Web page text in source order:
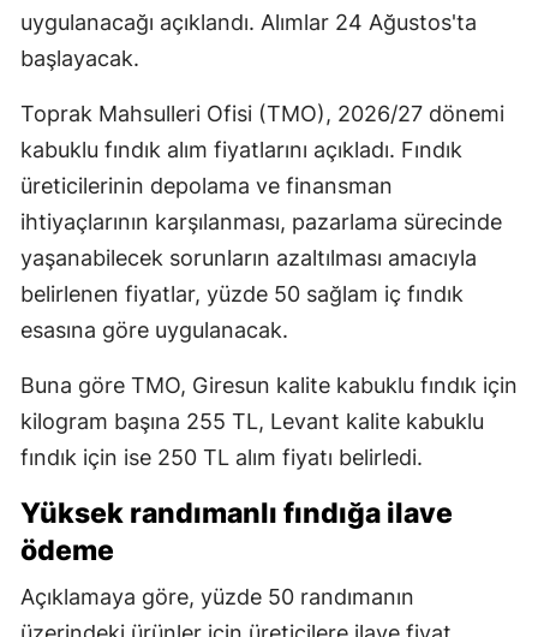
uygulanacağı açıklandı. Alımlar 24 Ağustos'ta
başlayacak.
Toprak Mahsulleri Ofisi (TMO), 2026/27 dönemi
kabuklu fındık alım fiyatlarını açıkladı. Fındık
üreticilerinin depolama ve finansman
ihtiyaçlarının karşılanması, pazarlama sürecinde
yaşanabilecek sorunların azaltılması amacıyla
belirlenen fiyatlar, yüzde 50 sağlam iç fındık
esasına göre uygulanacak.
Buna göre TMO, Giresun kalite kabuklu fındık için
kilogram başına 255 TL, Levant kalite kabuklu
fındık için ise 250 TL alım fiyatı belirledi.
Yüksek randımanlı fındığa ilave
ödeme
Açıklamaya göre, yüzde 50 randımanın